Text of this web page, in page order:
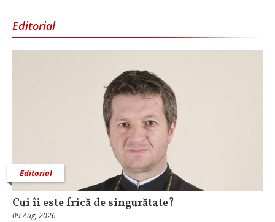
Editorial
Editorial
Cui îi este frică de singurătate?
09 Aug, 2026